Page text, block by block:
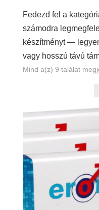
Fedezd fel a
számodra
készítményt —
vagy hosszú távú
Mind a(z) 9 találat